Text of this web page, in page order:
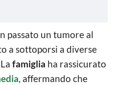
passato un tumore al
a sottoporsi a diverse
famiglia ha rassicurato
, affermando che